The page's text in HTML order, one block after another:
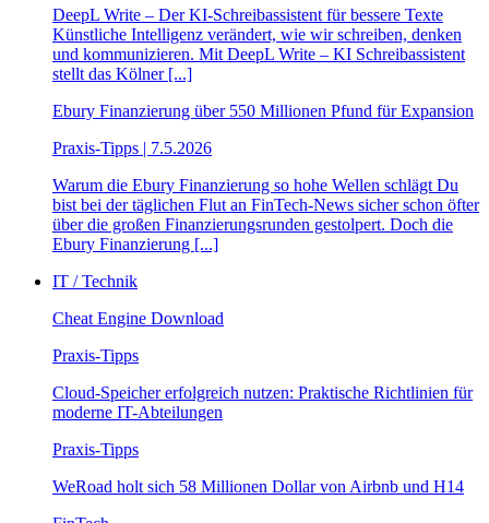
DeepL Write – Der KI-Schreibassistent für bessere Texte
Künstliche Intelligenz verändert, wie wir schreiben, denken
und kommunizieren. Mit DeepL Write – KI Schreibassistent
stellt das Kölner [...]
Ebury Finanzierung über 550 Millionen Pfund für Expansion
Praxis-Tipps | 7.5.2026
Warum die Ebury Finanzierung so hohe Wellen schlägt Du
bist bei der täglichen Flut an FinTech-News sicher schon öfter
über die großen Finanzierungsrunden gestolpert. Doch die
Ebury Finanzierung [...]
IT / Technik
Cheat Engine Download
Praxis-Tipps
Cloud-Speicher erfolgreich nutzen: Praktische Richtlinien für
moderne IT-Abteilungen
Praxis-Tipps
WeRoad holt sich 58 Millionen Dollar von Airbnb und H14